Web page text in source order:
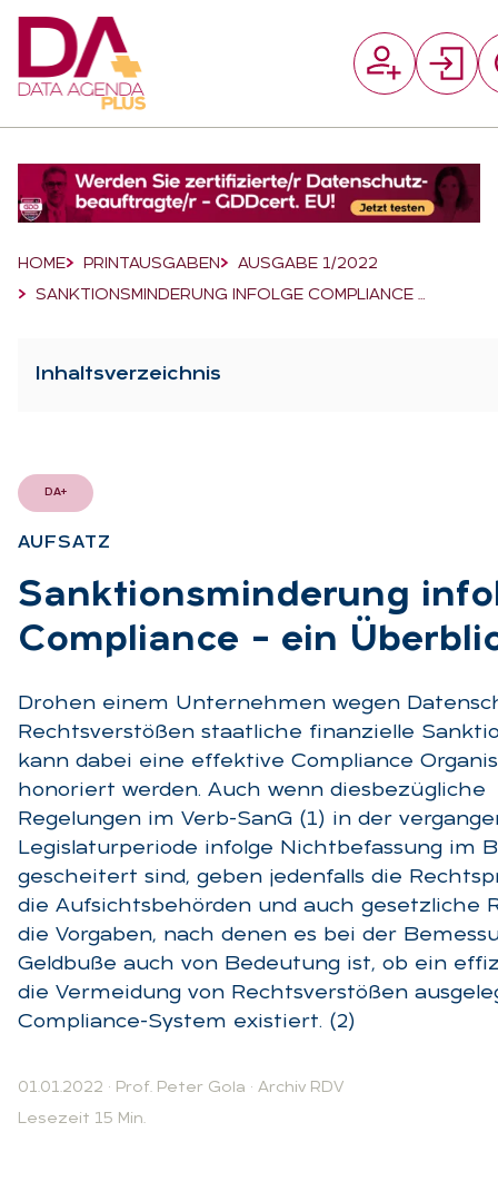
Breadcrumb-Navigation
HOME PRINTAUSGABEN
AUSGABE 1/2022
SANKTIONSMINDERUNG INFOLGE COMPLIANCE …
Inhaltsverzeichnis
DA+
AUF­SATZ
:
Sank­ti­ons­min­de­rung
Com­pli­an­ce – ein
Drohen einem Unternehmen wegen
Rechtsverstößen staatliche finanzielle
kann dabei eine effektive Compliance
honoriert werden. Auch wenn diesbezügliche
Regelungen im Verb-SanG (1) in der
Legislaturperiode infolge Nichtbefassung im
gescheitert sind, geben jedenfalls die
die Aufsichtsbehörden und auch gesetzliche
die Vorgaben, nach denen es bei der
Geldbuße auch von Bedeutung ist, ob ein
die Vermeidung von Rechtsverstößen
Compliance-System existiert. (2)
01.01.2022 · Prof. Peter Gola · Archiv RDV
Lesezeit 15 Min.